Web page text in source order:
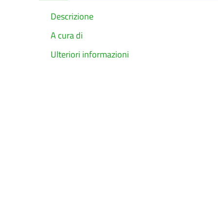
Descrizione
A cura di
Ulteriori informazioni